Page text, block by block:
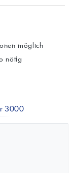
möglich
nötig
3000